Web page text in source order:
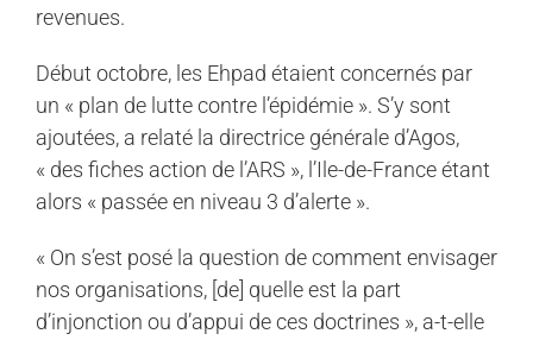
revenues.
Début octobre, les Ehpad étaient concernés par
un « plan de lutte contre l’épidémie ». S’y sont
ajoutées, a relaté la directrice générale d’Agos,
« des fiches action de l’ARS », l’Ile-de-France étant
alors « passée en niveau 3 d’alerte ».
« On s’est posé la question de comment envisager
nos organisations, [de] quelle est la part
d’injonction ou d’appui de ces doctrines », a-t-elle